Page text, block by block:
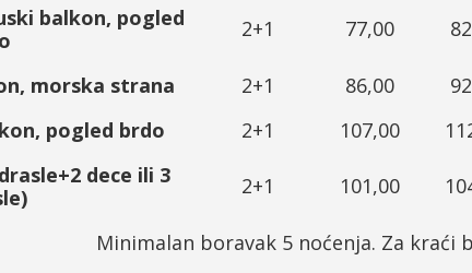
balkon, pogled
2+1 77,00
morska strana 2+1 86,00
pogled brdo
2+1 107,00
dece ili 3
2+1 101,00
Minimalan boravak 5 noćenja. Za kraći